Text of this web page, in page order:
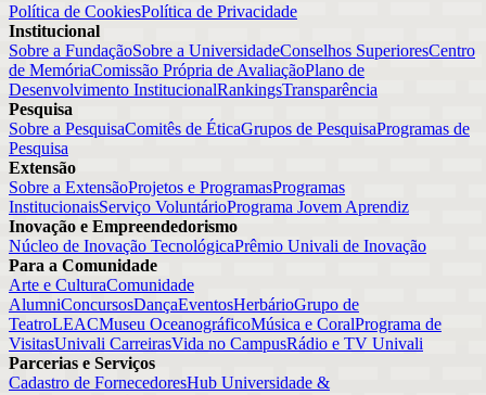
Política de CookiesPolítica de Privacidade
Institucional
Sobre a FundaçãoSobre a UniversidadeConselhos SuperioresCentro
de MemóriaComissão Própria de AvaliaçãoPlano de
Desenvolvimento InstitucionalRankingsTransparência
Pesquisa
Sobre a PesquisaComitês de ÉticaGrupos de PesquisaProgramas de
Pesquisa
Extensão
Sobre a ExtensãoProjetos e ProgramasProgramas
InstitucionaisServiço VoluntárioPrograma Jovem Aprendiz
Inovação e Empreendedorismo
Núcleo de Inovação TecnológicaPrêmio Univali de Inovação
Para a Comunidade
Arte e CulturaComunidade
AlumniConcursosDançaEventosHerbárioGrupo de
TeatroLEACMuseu OceanográficoMúsica e CoralPrograma de
VisitasUnivali CarreirasVida no CampusRádio e TV Univali
Parcerias e Serviços
Cadastro de FornecedoresHub Universidade &